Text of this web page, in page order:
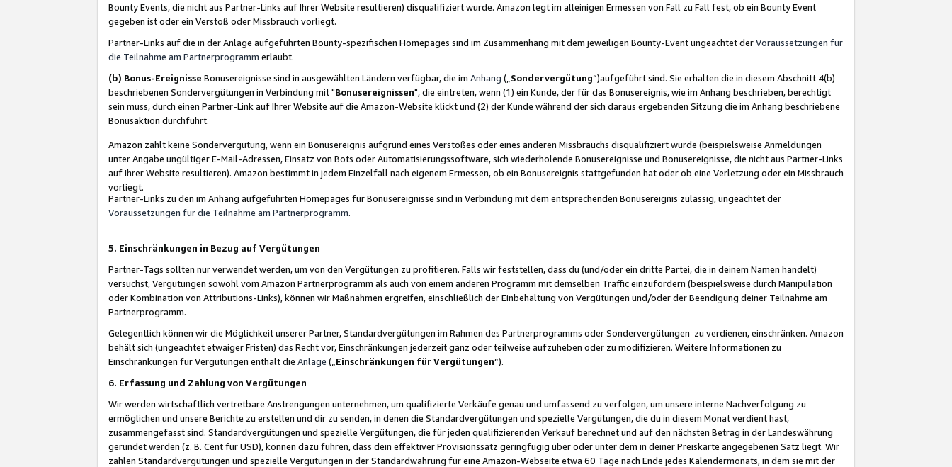
Bounty Events, die nicht aus Partner-Links auf Ihrer Website resultieren) disqualifiziert wurde. Amazon legt im alleinigen Ermessen von Fall zu Fall fest, ob ein Bounty Event
gegeben ist oder ein Verstoß oder Missbrauch vorliegt.
Partner-Links auf die in der Anlage aufgeführten Bounty-spezifischen Homepages sind im Zusammenhang mit dem jeweiligen Bounty-Event ungeachtet derVoraussetzungen für
die Teilnahme am Partnerprogramm erlaubt.
(b) Bonus-Ereignisse Bonusereignisse sind in ausgewählten Ländern verfügbar, die im Anhang („ Sondervergütung“)aufgeführt sind. Sie erhalten die in diesem Abschnitt 4(b)
beschriebenen Sondervergütungen in Verbindung mit "Bonusereignissen", die eintreten, wenn (1) ein Kunde, der für das Bonusereignis, wie im Anhang beschrieben, berechtigt
sein muss, durch einen Partner-Link auf Ihrer Website auf die Amazon-Website klickt und (2) der Kunde während der sich daraus ergebenden Sitzung die im Anhang beschriebene
Bonusaktion durchführt.
Amazon zahlt keine Sondervergütung, wenn ein Bonusereignis aufgrund eines Verstoßes oder eines anderen Missbrauchs disqualifiziert wurde (beispielsweise Anmeldungen
unter Angabe ungültiger E-Mail-Adressen, Einsatz von Bots oder Automatisierungssoftware, sich wiederholende Bonusereignisse und Bonusereignisse, die nicht aus Partner-Links
auf Ihrer Website resultieren). Amazon bestimmt in jedem Einzelfall nach eigenem Ermessen, ob ein Bonusereignis stattgefunden hat oder ob eine Verletzung oder ein Missbrauch
vorliegt.
Partner-Links zu den im Anhang aufgeführten Homepages für Bonusereignisse sind in Verbindung mit dem entsprechenden Bonusereignis zulässig, ungeachtet der
Voraussetzungen für die Teilnahme am Partnerprogramm.
5. Einschränkungen in Bezug auf Vergütungen
Partner-Tags sollten nur verwendet werden, um von den Vergütungen zu profitieren. Falls wir feststellen, dass du (und/oder ein dritte Partei, die in deinem Namen handelt)
versuchst, Vergütungen sowohl vom Amazon Partnerprogramm als auch von einem anderen Programm mit demselben Traffic einzufordern (beispielsweise durch Manipulation
oder Kombination von Attributions-Links), können wir Maßnahmen ergreifen, einschließlich der Einbehaltung von Vergütungen und/oder der Beendigung deiner Teilnahme am
Partnerprogramm.
Gelegentlich können wir die Möglichkeit unserer Partner, Standardvergütungen im Rahmen des Partnerprogramms oder Sondervergütungen zu verdienen, einschränken. Amazon
behält sich (ungeachtet etwaiger Fristen) das Recht vor, Einschränkungen jederzeit ganz oder teilweise aufzuheben oder zu modifizieren. Weitere Informationen zu
Einschränkungen für Vergütungen enthält die Anlage („ Einschränkungen für Vergütungen“).
6. Erfassung und Zahlung von Vergütungen
Wir werden wirtschaftlich vertretbare Anstrengungen unternehmen, um qualifizierte Verkäufe genau und umfassend zu verfolgen, um unsere interne Nachverfolgung zu
ermöglichen und unsere Berichte zu erstellen und dir zu senden, in denen die Standardvergütungen und spezielle Vergütungen, die du in diesem Monat verdient hast,
zusammengefasst sind. Standardvergütungen und spezielle Vergütungen, die für jeden qualifizierenden Verkauf berechnet und auf den nächsten Betrag in der Landeswährung
gerundet werden (z. B. Cent für USD), können dazu führen, dass dein effektiver Provisionssatz geringfügig über oder unter dem in deiner Preiskarte angegebenen Satz liegt. Wir
zahlen Standardvergütungen und spezielle Vergütungen in der Standardwährung für eine Amazon-Webseite etwa 60 Tage nach Ende jedes Kalendermonats, in dem sie mit der